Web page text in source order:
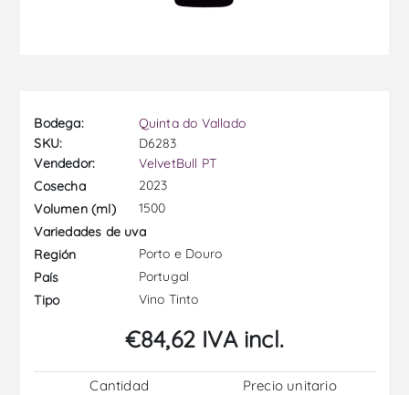
Bodega:
Quinta do Vallado
SKU:
D6283
Vendedor:
VelvetBull PT
Cosecha
2023
Volumen (ml)
1500
Variedades de uva
Región
Porto e Douro
País
Portugal
Tipo
Vino Tinto
€84,62 IVA incl.
Cantidad
Precio unitario